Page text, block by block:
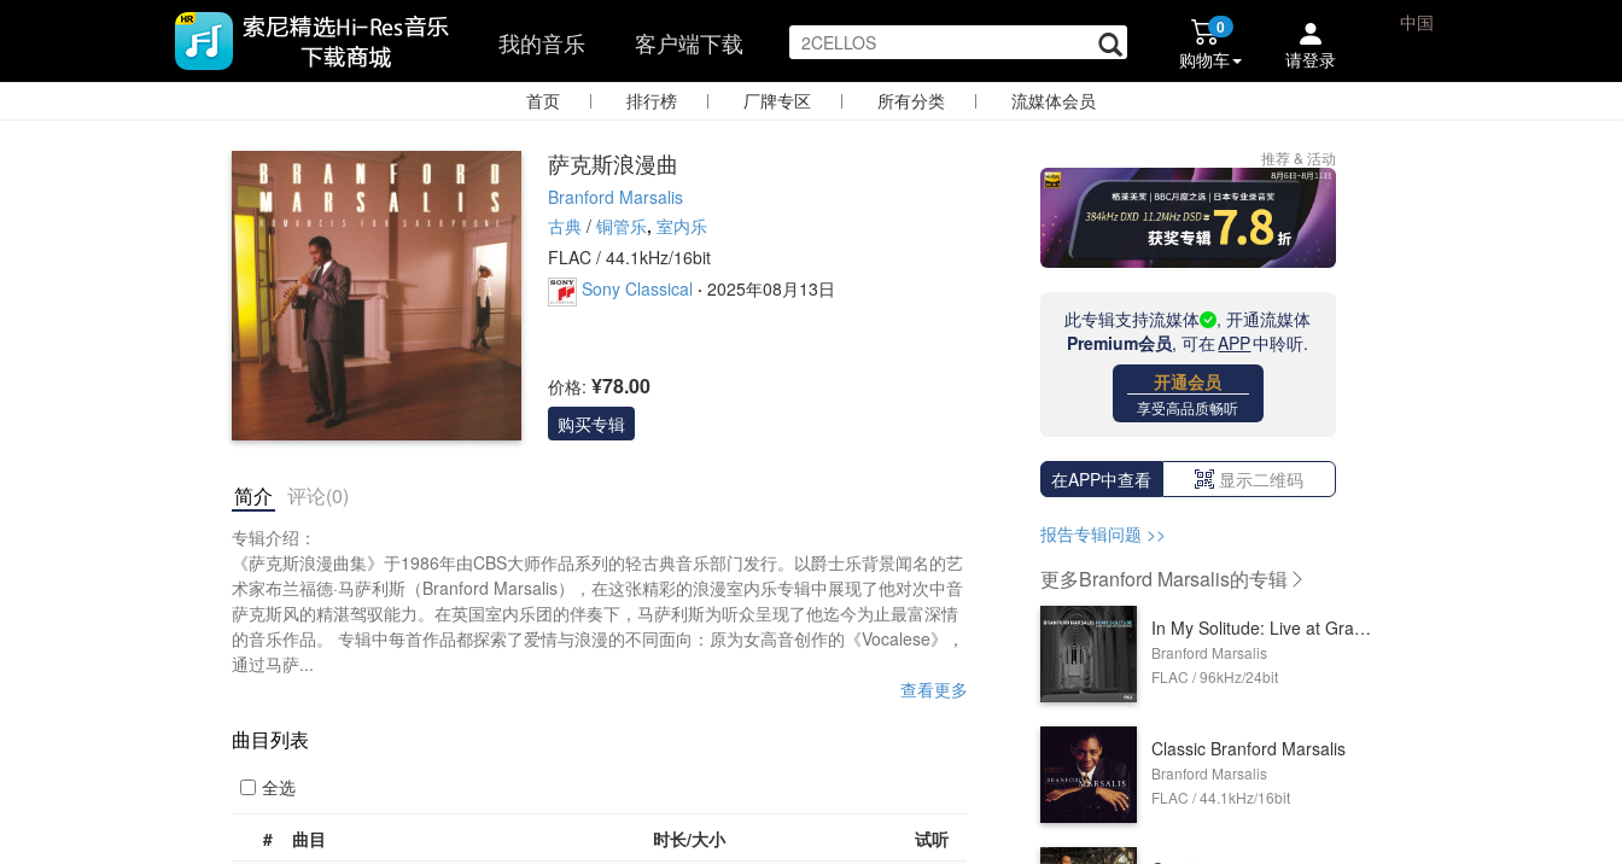
我的音乐 客户端下载 0
购物车 请登录
中国
首页 | 排行榜 | 厂牌专区 | 所有分类 | 流媒体会员
萨克斯浪漫曲
Branford Marsalis
古典 / 铜管乐, 室内乐
FLAC / 44.1kHz/16bit
Sony Classical · 2025年08月13日
价格: ¥78.00
购买专辑
简介 评论(0)
专辑介绍：
《萨克斯浪漫曲集》于1986年由CBS大师作品系列的轻古典音乐部门发行。以爵士乐背景闻名的艺
术家布兰福德·马萨利斯（Branford Marsalis），在这张精彩的浪漫室内乐专辑中展现了他对次中音
萨克斯风的精湛驾驭能力。在英国室内乐团的伴奏下，马萨利斯为听众呈现了他迄今为止最富深情
的音乐作品。 专辑中每首作品都探索了爱情与浪漫的不同面向：原为女高音创作的《Vocalese》，
通过马萨...
查看更多
曲目列表
全选
# 曲目 时长/大小 试听
推荐 & 活动
此专辑支持流媒体
, 开通流媒体
Premium会员, 可在APP中聆听.
开通会员
享受高品质畅听
在APP中查看 显示二维码
报告专辑问题 >>
更多Branford Marsalis的专辑
In My Solitude: Live at Grace Cathedral
Branford Marsalis
FLAC / 96kHz/24bit
Classic Branford Marsalis
Branford Marsalis
FLAC / 44.1kHz/16bit